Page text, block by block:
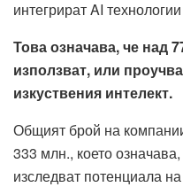
интегрират AI
Това означава, че над
използват, или
изкуствения интелект.
Общият брой на
333 млн., което
изследват потенциала